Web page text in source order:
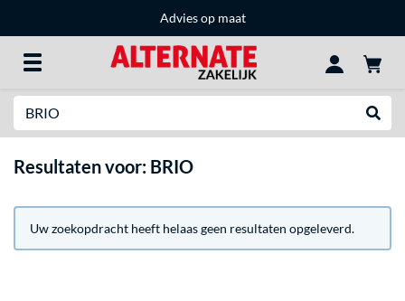
Advies op maat
Resultaten voor: BRIO
Uw zoekopdracht heeft helaas geen resultaten opgeleverd.